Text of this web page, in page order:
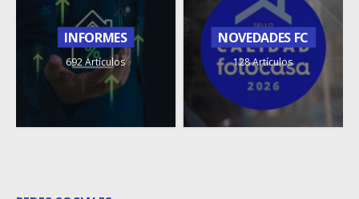
INFORMES
692 Artículos
NOVEDADES FC
128 Artículos